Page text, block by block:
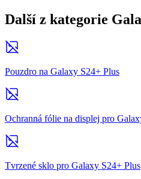
Další z kategorie
Pouzdro na Galaxy S24+ Plus
Ochranná fólie na displej pro
Tvrzené sklo pro Galaxy S24+ Plus